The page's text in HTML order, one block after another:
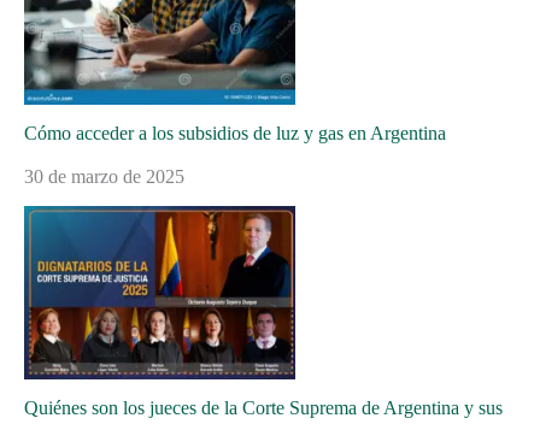
Cómo acceder a los subsidios de luz y gas en Argentina
30 de marzo de 2025
Quiénes son los jueces de la Corte Suprema de Argentina y sus